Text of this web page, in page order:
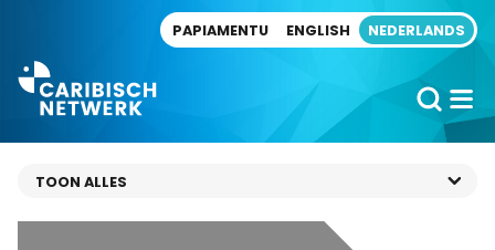
PAPIAMENTU ENGLISH NEDERLANDS